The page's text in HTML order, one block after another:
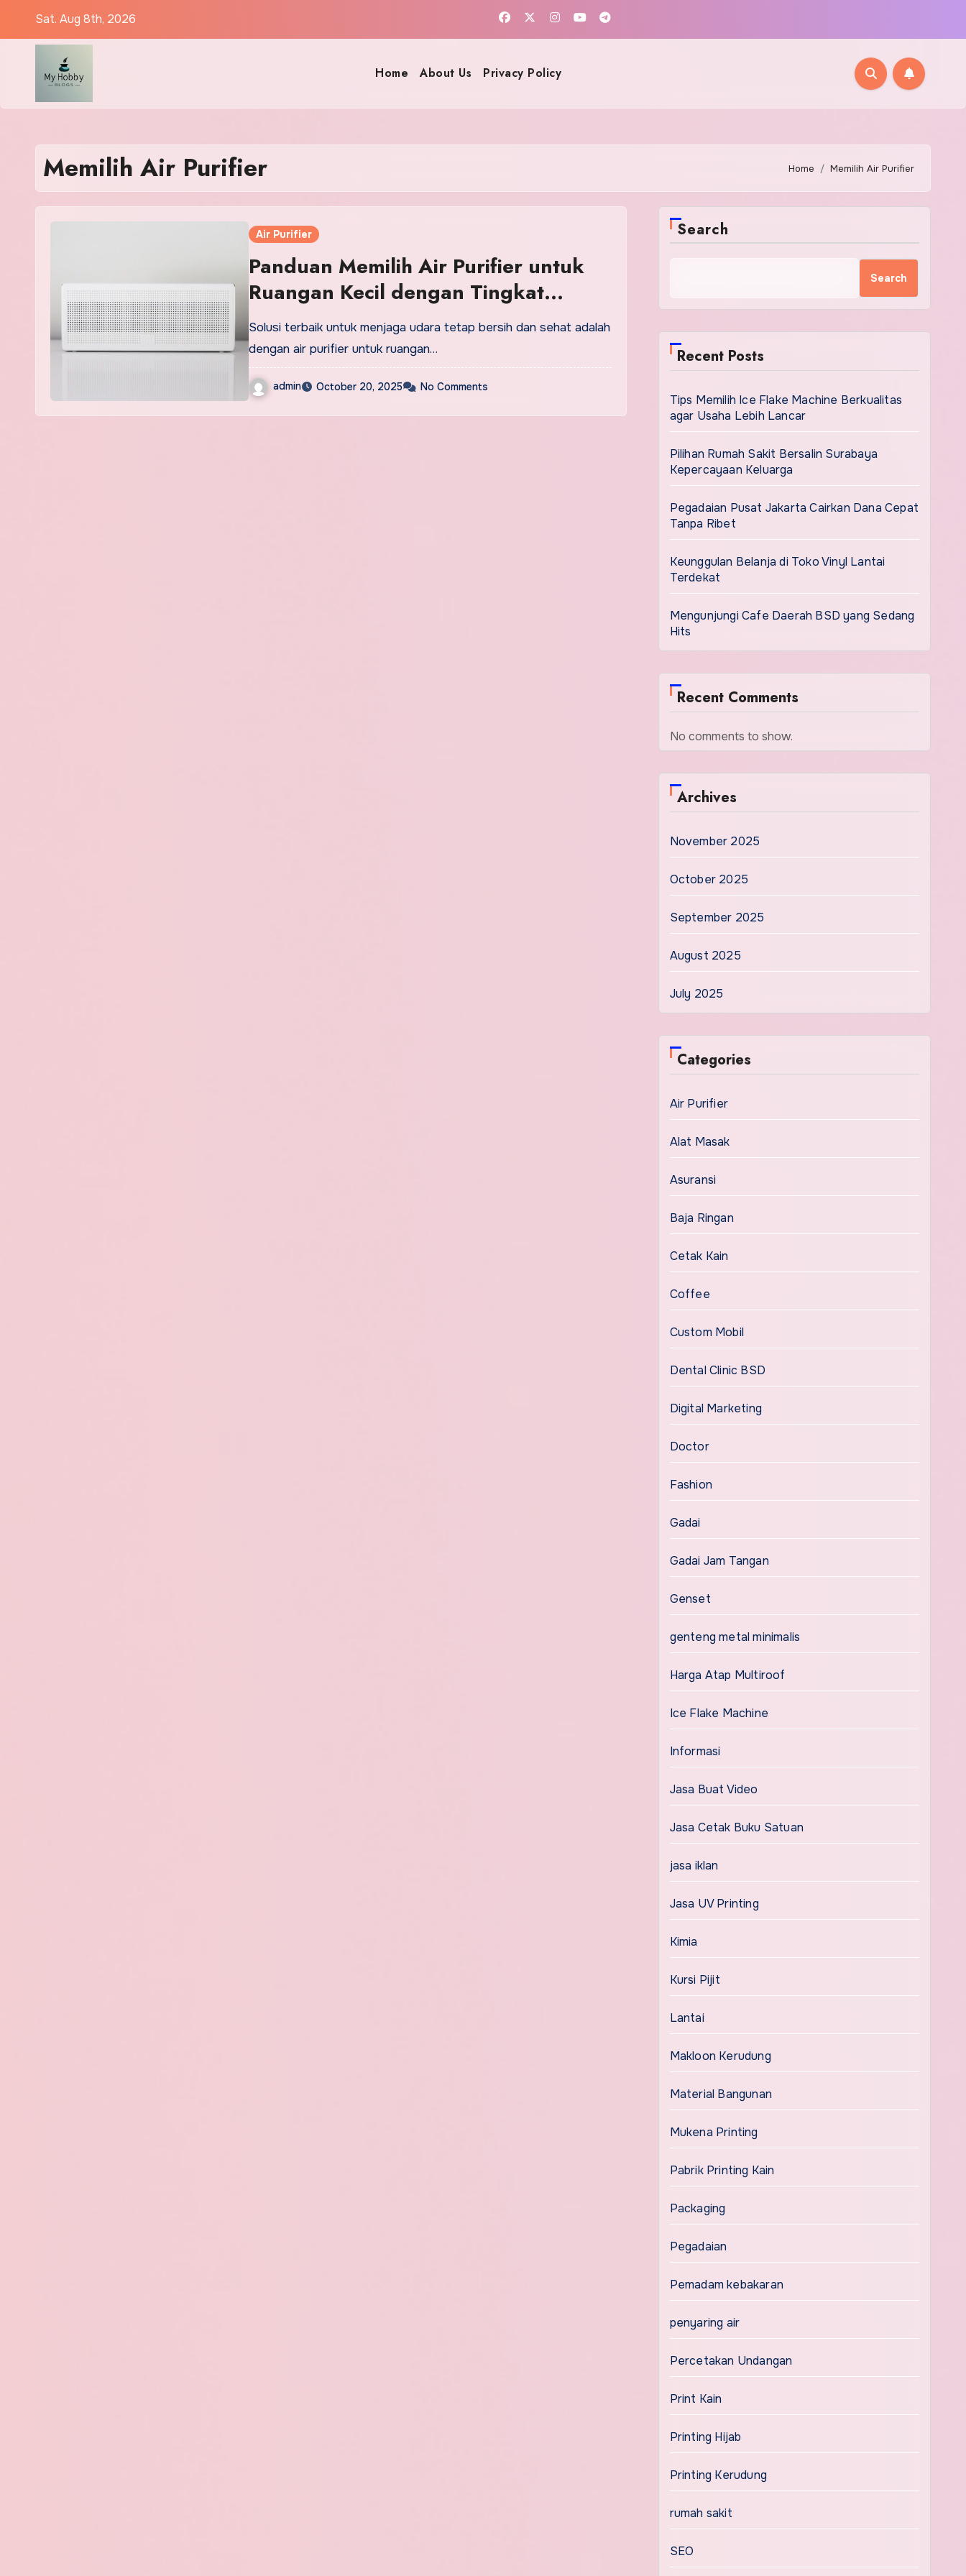
content
Sat. Aug 8th, 2026
Home About Us Privacy Policy
Memilih Air Purifier Home Memilih Air Purifier
Air Purifier
Panduan Memilih Air Purifier untuk
Ruangan Kecil dengan Tingkat
Kebisingan Rendah
Solusi terbaik untuk menjaga udara tetap bersih dan sehat adalah
dengan air purifier untuk ruangan…
admin October 20, 2025 No Comments
Search
Search
Recent Posts
Tips Memilih Ice Flake Machine Berkualitas
agar Usaha Lebih Lancar
Pilihan Rumah Sakit Bersalin Surabaya
Kepercayaan Keluarga
Pegadaian Pusat Jakarta Cairkan Dana Cepat
Tanpa Ribet
Keunggulan Belanja di Toko Vinyl Lantai
Terdekat
Mengunjungi Cafe Daerah BSD yang Sedang
Hits
Recent Comments
No comments to show.
Archives
November 2025
October 2025
September 2025
August 2025
July 2025
Categories
Air Purifier
Alat Masak
Asuransi
Baja Ringan
Cetak Kain
Coffee
Custom Mobil
Dental Clinic BSD
Digital Marketing
Doctor
Fashion
Gadai
Gadai Jam Tangan
Genset
genteng metal minimalis
Harga Atap Multiroof
Ice Flake Machine
Informasi
Jasa Buat Video
Jasa Cetak Buku Satuan
jasa iklan
Jasa UV Printing
Kimia
Kursi Pijit
Lantai
Makloon Kerudung
Material Bangunan
Mukena Printing
Pabrik Printing Kain
Packaging
Pegadaian
Pemadam kebakaran
penyaring air
Percetakan Undangan
Print Kain
Printing Hijab
Printing Kerudung
rumah sakit
SEO